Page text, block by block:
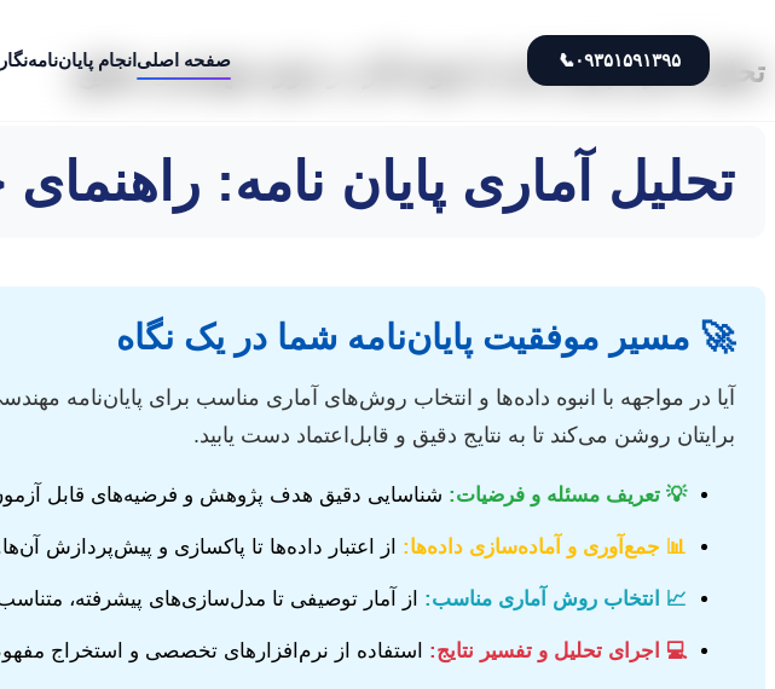
۰۹۳۵۱۵۹۱۳۹۵📞 صفحه اصلی انجام پایان‌نامه
تحلیل آماری پایان نامه با نمونه کار در حوزه مهندسی صنایع
تحلیل آماری پایان نامه:
🚀 مسیر موفقیت پایان‌نامه شما در یک نگاه
آیا در مواجهه با انبوه داده‌ها و انتخاب روش‌های آماری مناسب برای پایان‌نامه
برایتان روشن می‌کند تا به نتایج دقیق و قابل‌اعتماد دست یابید.
💡 تعریف مسئله و فرضیات: شناسایی دقیق هدف پژوهش و فرضیه‌های قابل
📊 جمع‌آوری و آماده‌سازی داده‌ها: از اعتبار داده‌ها تا پاکسازی و پیش‌پردازش
📈 انتخاب روش آماری مناسب: از آمار توصیفی تا مدل‌سازی‌های پیشرفته،
💻 اجرای تحلیل و تفسیر نتایج: استفاده از نرم‌افزارهای تخصصی و استخراج